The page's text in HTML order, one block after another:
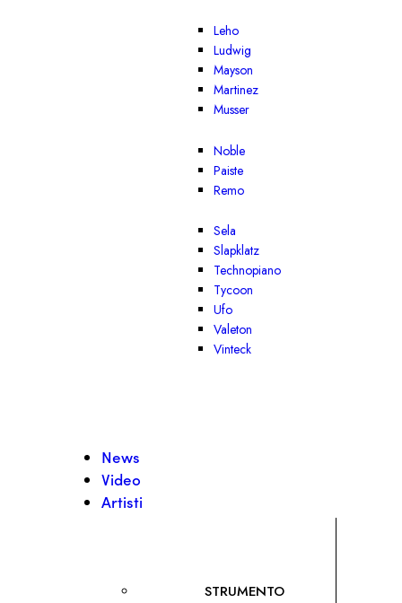
Leho
Ludwig
Mayson
Martinez
Musser
Noble
Paiste
Remo
Sela
Slapklatz
Technopiano
Tycoon
Ufo
Valeton
Vinteck
News
Video
Artisti
STRUMENTO